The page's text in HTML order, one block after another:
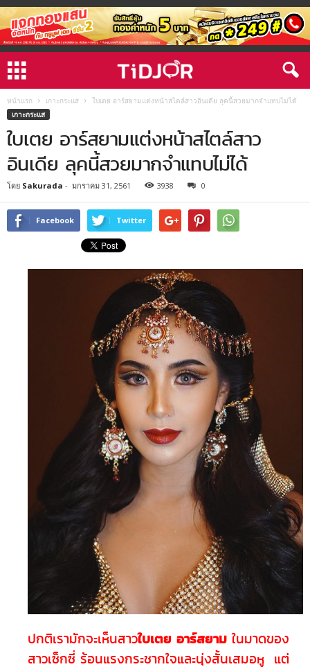
หน้าแรก เกาะกระแส
ใบเตย อาร์สยามแต่งหน้าสไตล์สาวอินเดีย ลุคนี้สวยมากจำแทบไม่ได้
เกาะกระแส
ใบเตย อาร์สยามแต่งหน้าสไตล์สาว
อินเดีย ลุคนี้สวยมากจำแทบไม่ได้
โดย Sakurada - มกราคม 31, 2561 3938 0
Facebook Twitter
ปกติเรามักจะเห็นสาวใบเตย อาร์สยาม ในมาดของ
สาวเซ็กซี่ ร้อนแรงกระชากใจและนุ่งสั้นเสมอหู แต่